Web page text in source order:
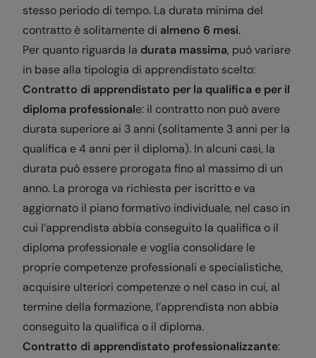
stesso periodo di tempo. La durata minima del
contratto è solitamente di almeno 6 mesi.
Per quanto riguarda la durata massima, può variare
in base alla tipologia di apprendistato scelto:
Contratto di apprendistato per la qualifica e per il
diploma professionale: il contratto non può avere
durata superiore ai 3 anni (solitamente 3 anni per la
qualifica e 4 anni per il diploma). In alcuni casi, la
durata può essere prorogata fino al massimo di un
anno. La proroga va richiesta per iscritto e va
aggiornato il piano formativo individuale, nel caso in
cui l’apprendista abbia conseguito la qualifica o il
diploma professionale e voglia consolidare le
proprie competenze professionali e specialistiche,
acquisire ulteriori competenze o nel caso in cui, al
termine della formazione, l’apprendista non abbia
conseguito la qualifica o il diploma.
Contratto di apprendistato professionalizzante: